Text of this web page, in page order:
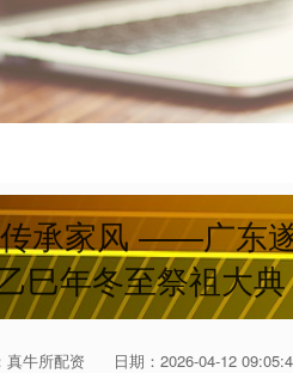
承家风 ——广东
巳年冬至祭祖大典
真牛所配资 日期：2026-04-12